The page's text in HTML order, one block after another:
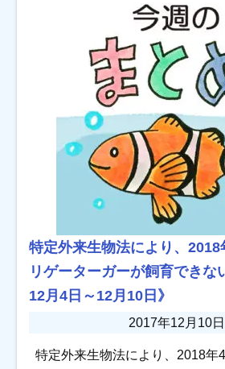
特定外来生物法により、
リゲーターガーが飼育できな
12月4日～12月10日》
2017年12月10日
特定外来生物法により、2018年